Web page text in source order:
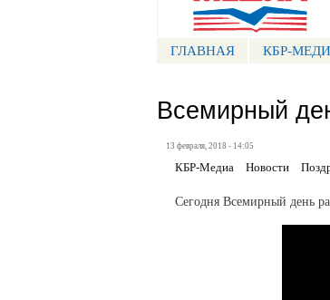
ГЛАВНАЯ КБР-
Всемирный
13 февраля, 2018 - 14:05
КБР-Медиа Новости
Сегодня Всемирный день